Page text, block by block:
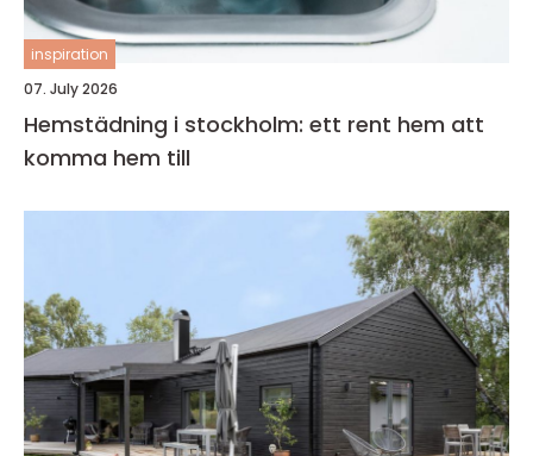
inspiration
07. July 2026
Hemstädning i stockholm: ett rent hem att
komma hem till